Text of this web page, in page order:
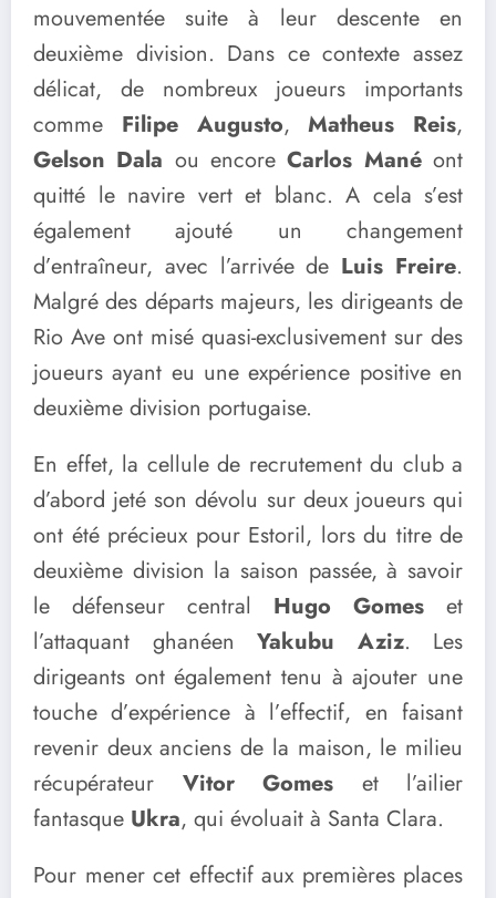
mouvementée suite à leur descente en
deuxième division. Dans ce contexte assez
délicat, de nombreux joueurs importants
comme Filipe Augusto,Matheus Reis,
Gelson Dala ou encoreCarlos Manéont
quitté le navire vert et blanc. A cela s’est
également ajouté un changement
d’entraîneur, avec l’arrivée de Luis Freire.
Malgré des départs majeurs, les dirigeants de
Rio Ave ont misé quasi-exclusivement sur des
joueurs ayant eu une expérience positive en
deuxième division portugaise.
En effet, la cellule de recrutement du club a
d’abord jeté son dévolu sur deux joueurs qui
ont été précieux pour Estoril, lors du titre de
deuxième division la saison passée, à savoir
le défenseur central Hugo Gomes et
l’attaquant ghanéen Yakubu Aziz. Les
dirigeants ont également tenu à ajouter une
touche d’expérience à l’effectif, en faisant
revenir deux anciens de la maison, le milieu
récupérateur Vitor Gomes et l’ailier
fantasque Ukra, qui évoluait à Santa Clara.
Pour mener cet effectif aux premières places